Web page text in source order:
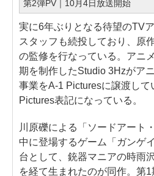
第2弾PV｜10月4日放送開始
実に6年ぶりとなる待望のTV
スタッフも続投しており、原
の監修を行なっている。アニ
期を制作したStudio 3Hzがア
事業をA-1 Picturesに譲渡し
Pictures表記になっている。
川原礫による「ソードアート
中に登場するゲーム「ガンゲ
台として、銃器マニアの時雨
を経て生まれたのが同作。第